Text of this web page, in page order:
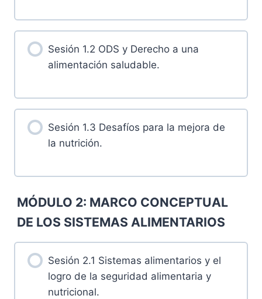
Sesión 1.2 ODS y Derecho a una
alimentación saludable.
Sesión 1.3 Desafíos para la mejora de
la nutrición.
MÓDULO 2: MARCO CONCEPTUAL
DE LOS SISTEMAS ALIMENTARIOS
Sesión 2.1 Sistemas alimentarios y el
logro de la seguridad alimentaria y
nutricional.